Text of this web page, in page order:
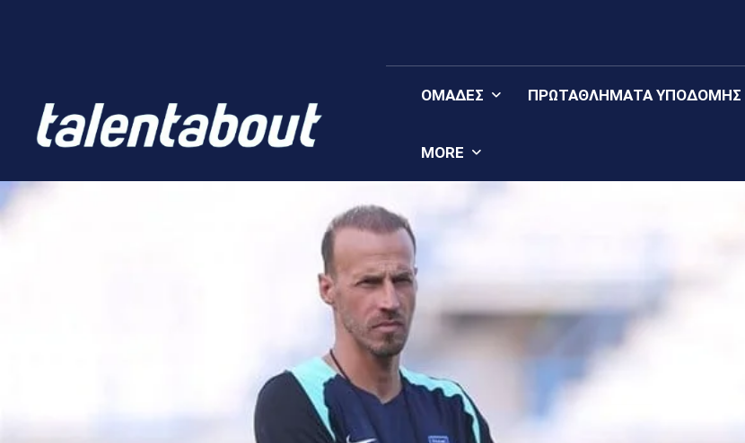
ΟΜΆΔΕΣ ΠΡΩΤΑΘΛΉΜΑΤΑ YΠΟΔΟΜΉΣ
MORE